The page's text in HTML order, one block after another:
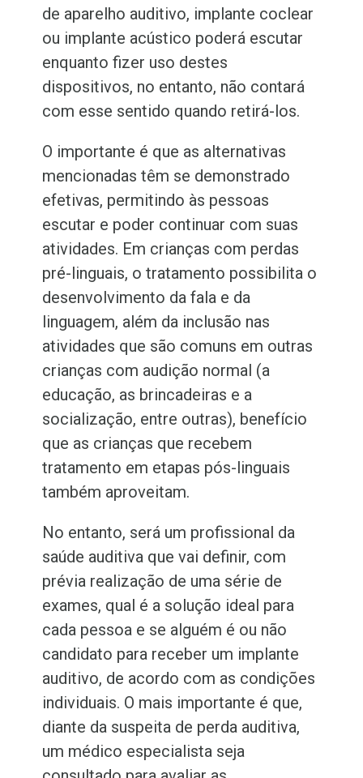
de aparelho auditivo, implante coclear
ou implante acústico poderá escutar
enquanto fizer uso destes
dispositivos, no entanto, não contará
com esse sentido quando retirá-los.
O importante é que as alternativas
mencionadas têm se demonstrado
efetivas, permitindo às pessoas
escutar e poder continuar com suas
atividades. Em crianças com perdas
pré-linguais, o tratamento possibilita o
desenvolvimento da fala e da
linguagem, além da inclusão nas
atividades que são comuns em outras
crianças com audição normal (a
educação, as brincadeiras e a
socialização, entre outras), benefício
que as crianças que recebem
tratamento em etapas pós-linguais
também aproveitam.
No entanto, será um profissional da
saúde auditiva que vai definir, com
prévia realização de uma série de
exames, qual é a solução ideal para
cada pessoa e se alguém é ou não
candidato para receber um implante
auditivo, de acordo com as condições
individuais. O mais importante é que,
diante da suspeita de perda auditiva,
um médico especialista seja